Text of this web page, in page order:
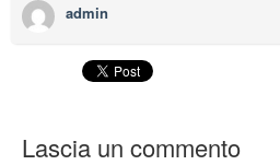
admin
Lascia un commento